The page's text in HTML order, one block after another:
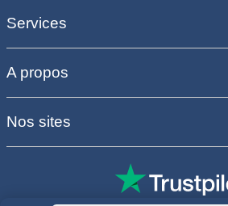
Services
A propos
Nos sites